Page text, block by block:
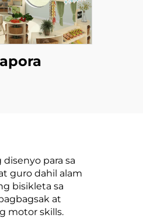
para sa
guro dahil alam
bisikleta sa
at
motor skills.